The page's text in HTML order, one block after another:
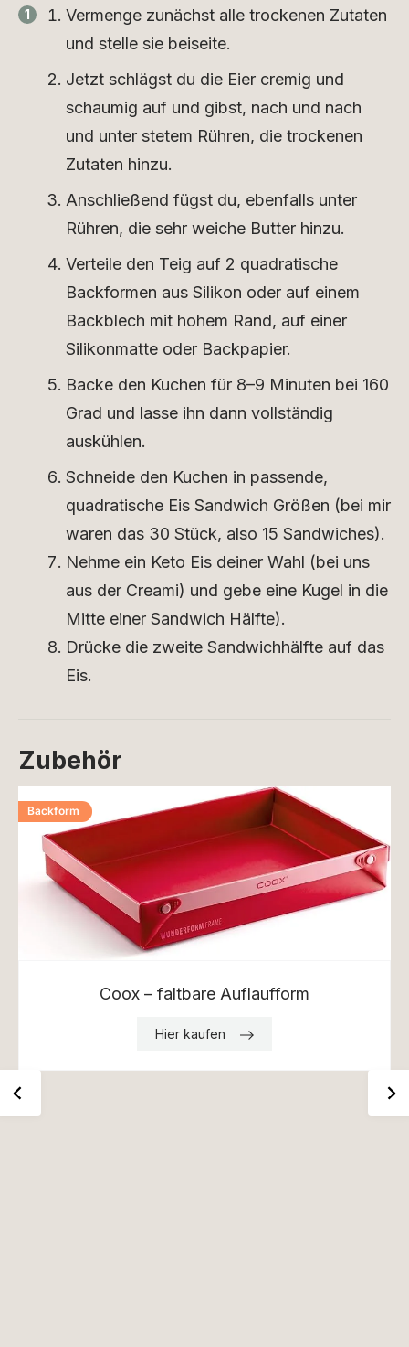
Vermenge zunächst alle trockenen Zutaten
und stelle sie beiseite.
Jetzt schlägst du die Eier cremig und
schaumig auf und gibst, nach und nach
und unter stetem Rühren, die trockenen
Zutaten hinzu.
Anschließend fügst du, ebenfalls unter
Rühren, die sehr weiche Butter hinzu.
Verteile den Teig auf 2 quadratische
Backformen aus Silikon oder auf einem
Backblech mit hohem Rand, auf einer
Silikonmatte oder Backpapier.
Backe den Kuchen für 8–9 Minuten bei 160
Grad und lasse ihn dann vollständig
auskühlen.
Schneide den Kuchen in passende,
quadratische Eis Sandwich Größen (bei mir
waren das 30 Stück, also 15 Sandwiches).
Nehme ein Keto Eis deiner Wahl (bei uns
aus der Creami) und gebe eine Kugel in die
Mitte einer Sandwich Hälfte).
Drücke die zweite Sandwichhälfte auf das
Eis.
Zubehör
Backform
Coox – faltbare Auflaufform
Hier kaufen